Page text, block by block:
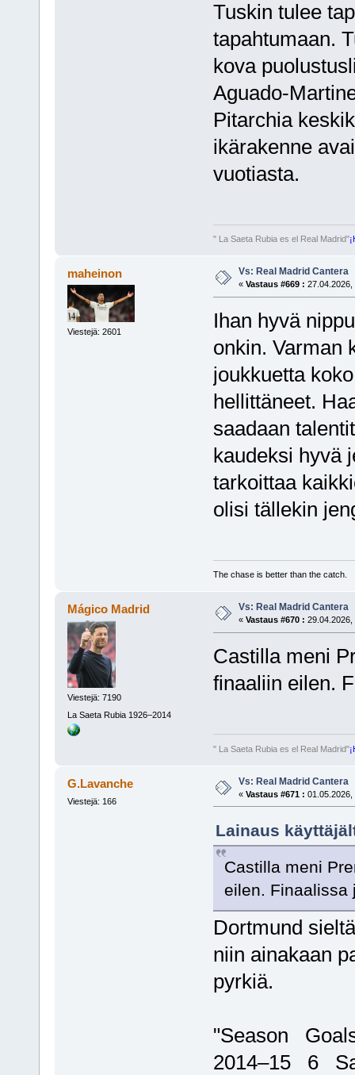
Tuskin tulee
tapahtumaan.
kova
Aguado-
Pitarchia
ikärakenne
vuotiasta.
" La Saeta Rubia es el Real Madrid"
maheinon
Viestejä: 2601
Vs: Real Madrid Cantera
« Vastaus #669 : 27.04.2026,
Ihan hyvä
onkin. Varman
joukkuetta
hellittäneet.
saadaan
kaudeksi hyvä
tarkoittaa
olisi tällekin
The chase is better than the catch.
Mágico Madrid
Viestejä: 7190
La Saeta Rubia 1926–2014
Vs: Real Madrid Cantera
« Vastaus #670 : 29.04.2026,
Castilla meni
finaaliin eilen.
" La Saeta Rubia es el Real Madrid"
G.Lavanche
Viestejä: 166
Vs: Real Madrid Cantera
« Vastaus #671 : 01.05.2026,
Lainaus
Castilla meni
eilen. Finaalissa
Dortmund
niin ainakaan
pyrkiä.
"Season
2014–15 6